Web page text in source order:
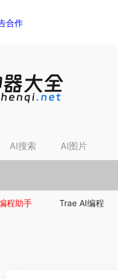
合作
AI搜索 AI图片
程助手 Trae AI编程